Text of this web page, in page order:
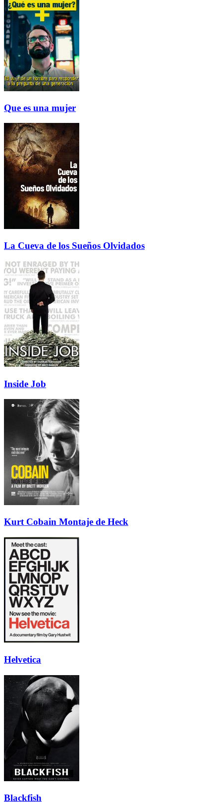
Que es una mujer
La Cueva de los Sueños Olvidados
Inside Job
Kurt Cobain Montaje de Heck
Helvetica
Blackfish